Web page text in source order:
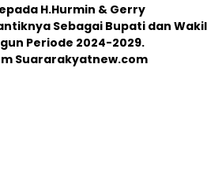
H.Hurmin & Gerry
Sebagai Bupati dan Wakil
Periode 2024-2029.
Suararakyatnew.com